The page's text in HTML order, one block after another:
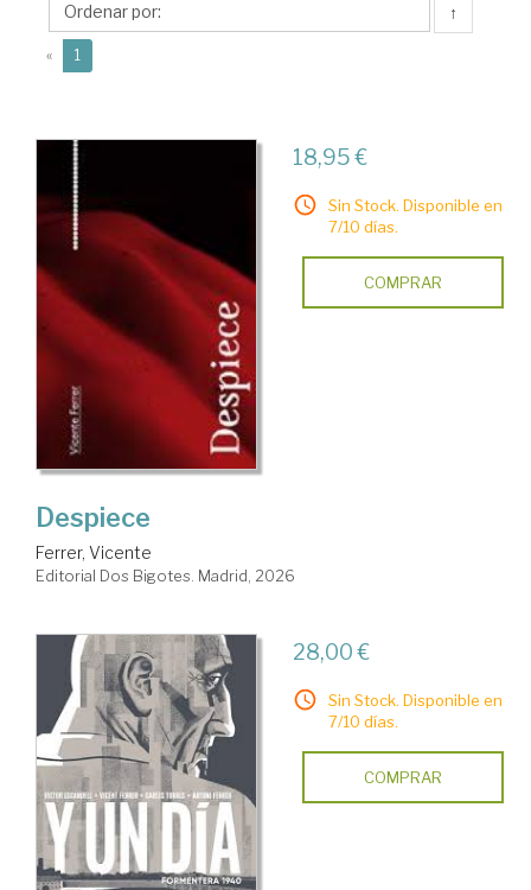
↑
« 1
18,95 €
Sin Stock. Disponible en
7/10 días.
COMPRAR
Despiece
Ferrer, Vicente
Editorial Dos Bigotes. Madrid, 2026
28,00 €
Sin Stock. Disponible en
7/10 días.
COMPRAR